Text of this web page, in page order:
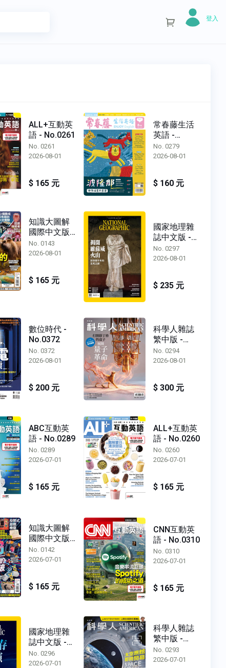
登入
ALL+互動英
語 - No.0261
No. 0261
2026-08-01
$ 165 元
常春藤生活
英語 -
No.0279
No. 0279
2026-08-01
$ 160 元
知識大圖解
國際中文版 -
No.0143
No. 0143
2026-08-01
$ 165 元
國家地理雜
誌中文版 -
No.0297
No. 0297
2026-08-01
$ 235 元
數位時代 -
No.0372
No. 0372
2026-08-01
$ 200 元
科學人雜誌
繁中版 -
No.0294
No. 0294
2026-08-01
$ 300 元
ABC互動英
語 - No.0289
No. 0289
2026-07-01
$ 165 元
ALL+互動英
語 - No.0260
No. 0260
2026-07-01
$ 165 元
知識大圖解
國際中文版 -
No.0142
No. 0142
2026-07-01
$ 165 元
CNN互動英
語 - No.0310
No. 0310
2026-07-01
$ 165 元
國家地理雜
誌中文版 -
No.0296
No. 0296
2026-07-01
科學人雜誌
繁中版 -
No.0293
No. 0293
2026-07-01